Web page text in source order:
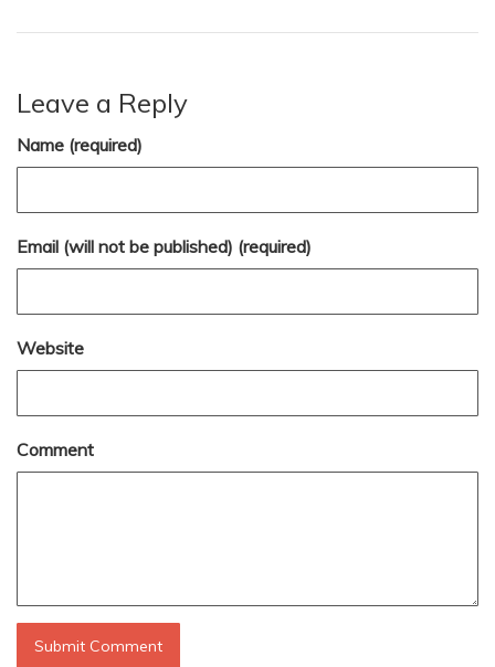
Leave a Reply
Name (required)
Email (will not be published) (required)
Website
Comment